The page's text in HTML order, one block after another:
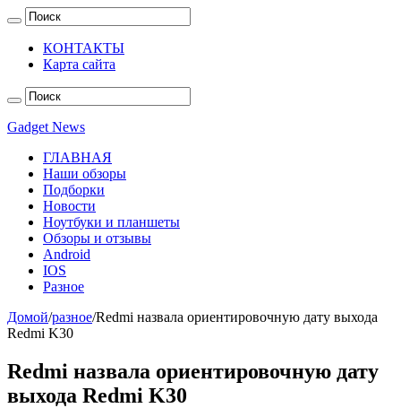
КОНТАКТЫ
Карта сайта
Gadget News
ГЛАВНАЯ
Наши обзоры
Подборки
Новости
Ноутбуки и планшеты
Обзоры и отзывы
Android
IOS
Разное
Домой/разное/Redmi назвала ориентировочную дату выхода
Redmi K30
Redmi назвала ориентировочную дату
выхода Redmi K30